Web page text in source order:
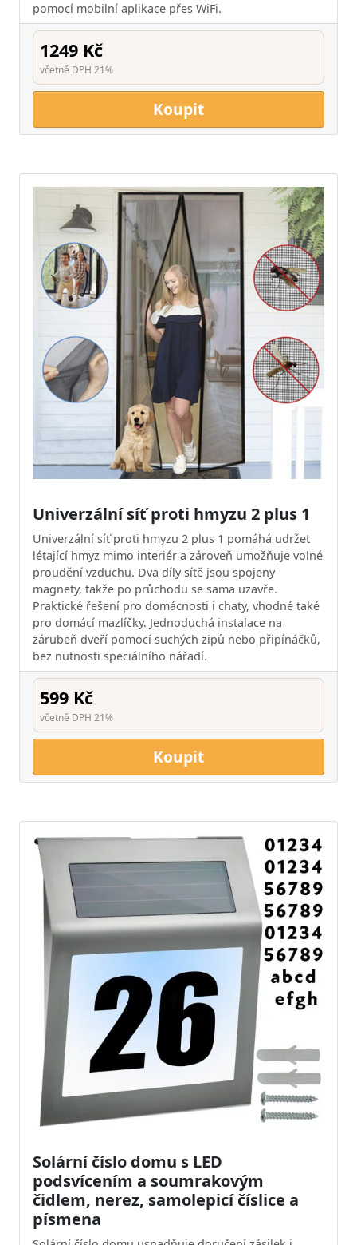
pomocí mobilní aplikace přes WiFi.
1249 Kč
včetně DPH 21%
Koupit
Univerzální síť proti hmyzu 2 plus 1
Univerzální síť proti hmyzu 2 plus 1 pomáhá udržet
létající hmyz mimo interiér a zároveň umožňuje volné
proudění vzduchu. Dva díly sítě jsou spojeny
magnety, takže po průchodu se sama uzavře.
Praktické řešení pro domácnosti i chaty, vhodné také
pro domácí mazlíčky. Jednoduchá instalace na
zárubeň dveří pomocí suchých zipů nebo připínáčků,
bez nutnosti speciálního nářadí.
599 Kč
včetně DPH 21%
Koupit
Solární číslo domu s LED
podsvícením a soumrakovým
čidlem, nerez, samolepicí číslice a
písmena